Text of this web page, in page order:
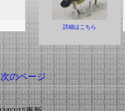
詳細はこちら
次のページ